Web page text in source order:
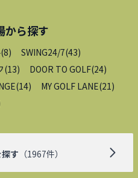
から探す
(8) SWING24/7(43)
(13) DOOR TO GOLF(24)
(14) MY GOLF LANE(21)
す （1967件）